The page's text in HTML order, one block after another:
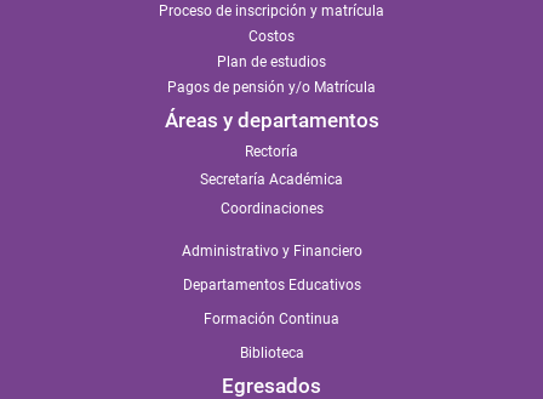
Proceso de inscripción y matrícula
Costos
Plan de estudios
Pagos de pensión y/o Matrícula
Áreas y departamentos
Rectoría
Secretaría Académica
Coordinaciones
Administrativo y Financiero
Departamentos Educativos
Formación Continua
Biblioteca
Egresados